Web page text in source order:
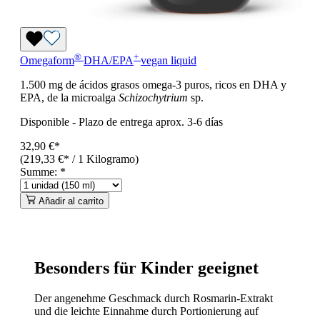
Omegaform® DHA/EPA+ vegan liquid
1.500 mg de ácidos grasos omega-3 puros, ricos en DHA y
EPA, de la microalga Schizochytrium sp.
Disponible - Plazo de entrega aprox. 3-6 días
32,90 €*
(219,33 €* / 1 Kilogramo)
Summe: *
Añadir al carrito
Besonders für Kinder geeignet
Der angenehme Geschmack durch Rosmarin-Extrakt
und die leichte Einnahme durch Portionierung auf